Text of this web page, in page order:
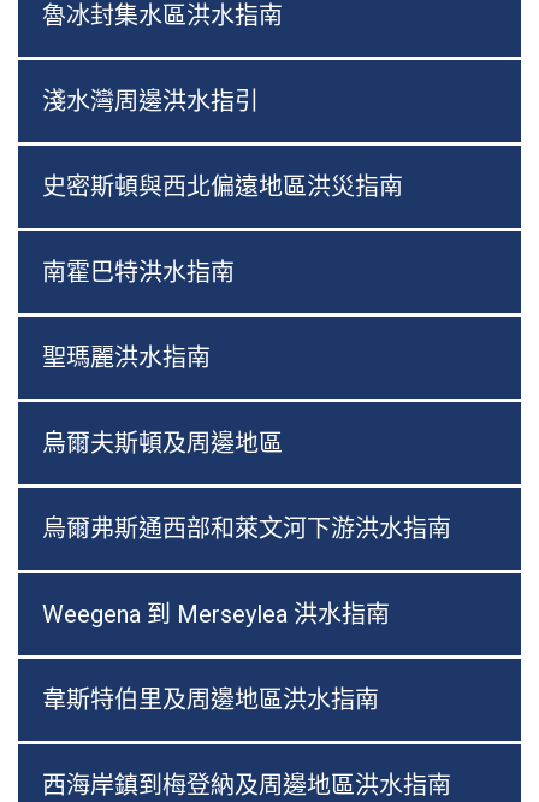
魯冰封集水區洪水指南
淺水灣周邊洪水指引
史密斯頓與西北偏遠地區洪災指南
南霍巴特洪水指南
聖瑪麗洪水指南
烏爾夫斯頓及周邊地區
烏爾弗斯通西部和萊文河下游洪水指南
Weegena 到 Merseylea 洪水指南
韋斯特伯里及周邊地區洪水指南
西海岸鎮到梅登納及周邊地區洪水指南